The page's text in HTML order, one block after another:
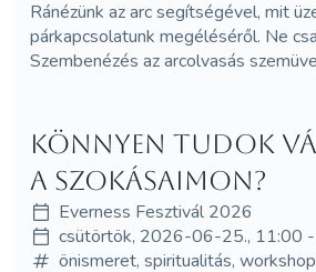
Ránézünk az arc segítségével, mit
párkapcsolatunk megéléséről. Ne
Szembenézés az arcolvasás
Könnyen tudok
a szokásaimon?
Everness Fesztivál 2026
csütörtök, 2026-06-25., 11:00
önismeret, spiritualitás, workshop